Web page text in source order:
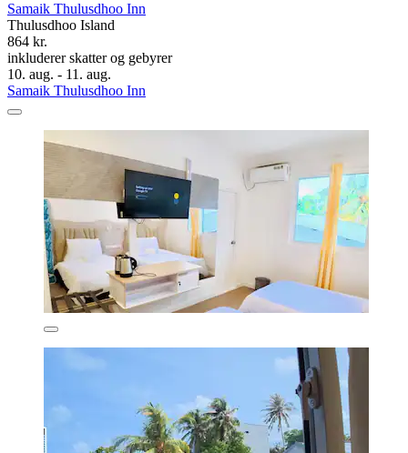
Samaik Thulusdhoo Inn
Thulusdhoo Island
864 kr.
inkluderer skatter og gebyrer
10. aug. - 11. aug.
Samaik Thulusdhoo Inn